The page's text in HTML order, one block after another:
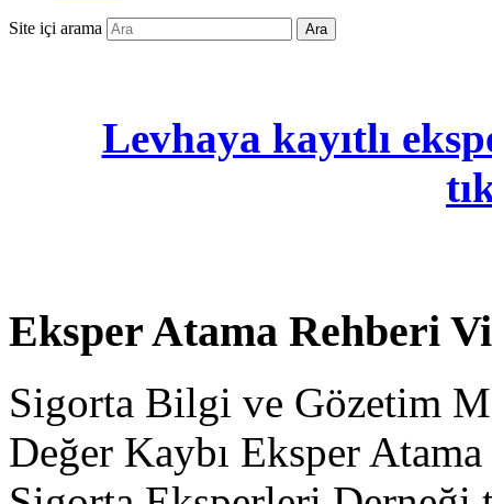
Site içi arama Ara
Levhaya kayıtlı
Eksper Atama Rehberi
Sigorta Bilgi ve Gözetim
Değer Kaybı Eksper